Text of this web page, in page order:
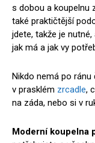
s dobou a koupelnu
také praktičtější
jdete, takže je
jak má a jak vy
Nikdo nemá po
v prasklém zrcadle,
na záda, nebo si v
Moderní koupelna